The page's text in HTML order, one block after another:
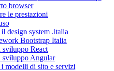
browser
le prestazioni
design system .italia
Bootstrap Italia
React
Angular
modelli di sito e servizi